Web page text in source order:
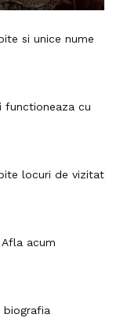
si unice nume
functioneaza cu
locuri de vizitat
acum
biografia